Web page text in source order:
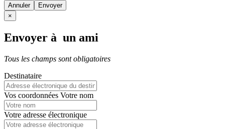
Annuler
×
Envoyer à un ami
Tous les champs sont obligatoires
Destinataire
Vos coordonnées Votre nom
Votre adresse électronique